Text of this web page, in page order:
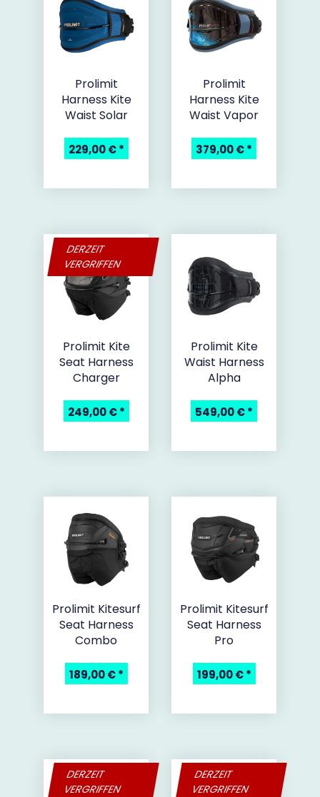
Prolimit
Harness Kite
Waist Solar
229,00 €*
Prolimit
Harness Kite
Waist Vapor
379,00 €*
DERZEIT
VERGRIFFEN
Prolimit Kite
Seat Harness
Charger
249,00 €*
Prolimit Kite
Waist Harness
Alpha
549,00 €*
Prolimit Kitesurf
Seat Harness
Combo
189,00 €*
Prolimit Kitesurf
Seat Harness
Pro
199,00 €*
DERZEIT
VERGRIFFEN
DERZEIT
VERGRIFFEN